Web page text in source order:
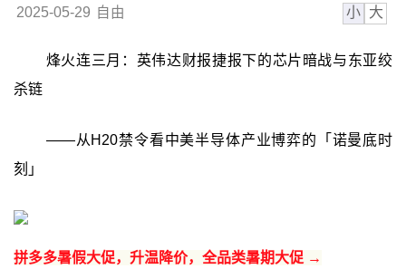
2025-05-29 自由 小 大
烽火连三月：英伟达财报捷报下的芯片暗战与东亚绞
杀链
——从H20禁令看中美半导体产业博弈的「诺曼底时
刻」
拼多多暑假大促，升温降价，全品类暑期大促 →